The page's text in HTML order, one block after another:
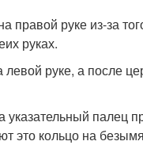
правой руке из-за
руках.
руке, а после
палец
это кольцо на